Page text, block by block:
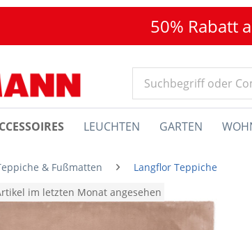
50% Rabatt
LEUCHTEN GARTEN
& Fußmatten
Langflor Teppiche
im letzten Monat angesehen